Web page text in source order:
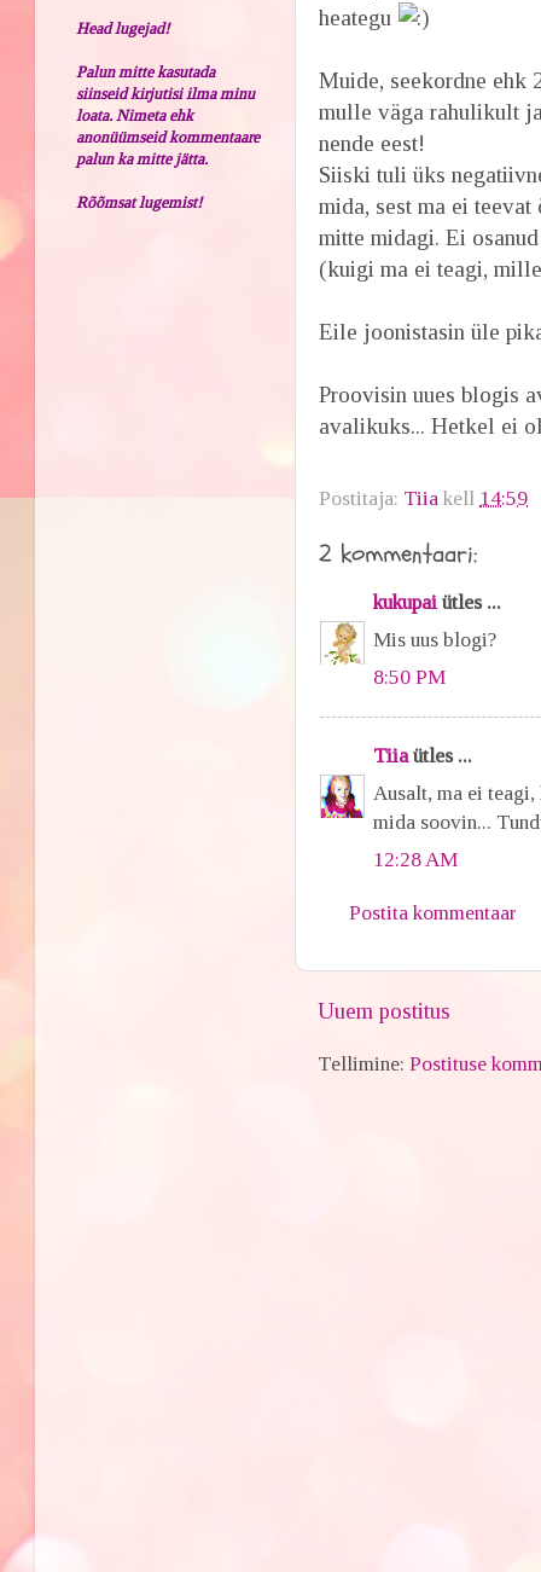
heategu
Muide, seekordne ehk
mulle väga rahulikult
nende eest!
Siiski tuli üks
mida, sest ma ei
mitte midagi. Ei
(kuigi ma ei teagi,
Eile joonistasin üle
Proovisin uues blogis
avalikuks... Hetkel ei
Postitaja: Tiia kell 14:59
2 kommentaari:
kukupai ütles ...
Mis uus blogi?
8:50 PM
Tiiaütles ...
Ausalt, ma ei teagi,
mida soovin...
12:28 AM
Postita kommentaar
Uuem postitus
Tellimine:Postituse
Head lugejad!
Palun mitte kasutada
siinseid kirjutisi ilma minu
loata. Nimeta ehk
anonüümseid kommentaare
palun ka mitte jätta.
Rõõmsat lugemist!